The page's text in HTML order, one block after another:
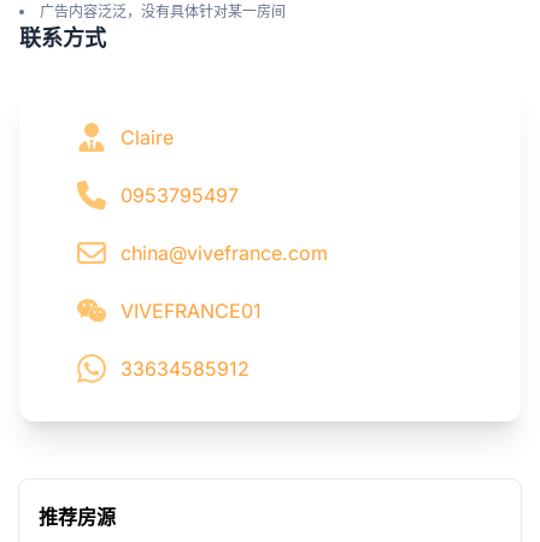
广告内容泛泛，没有具体针对某一房间
联系方式
Claire
0953795497
china@vivefrance.com
VIVEFRANCE01
33634585912
推荐房源